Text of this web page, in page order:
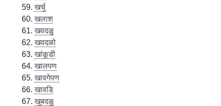
खर्चु
खलाश
खवदळु
खवदळो
खांकूडी
खालपण
खावगेपण
खावडि
खुबदळु